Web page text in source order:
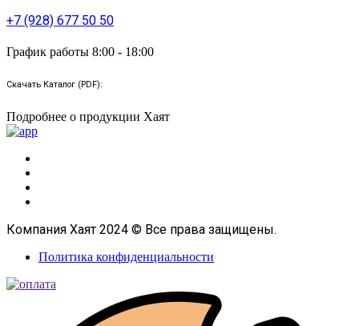
+7 (928) 677 50 50
График работы 8:00 - 18:00
Скачать Каталог (PDF):
Подробнее о продукции Хаят
Компания Хаят 2024 © Все права защищены.
Политика конфиденциальности